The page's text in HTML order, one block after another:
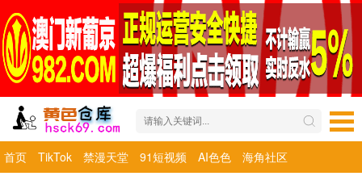
首页 TikTok 禁漫天堂 91短视频 AI色色 海角社区